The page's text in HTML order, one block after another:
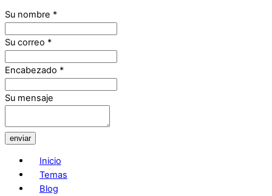
Su nombre *
Su correo *
Encabezado *
Su mensaje
enviar
Inicio
Temas
Blog